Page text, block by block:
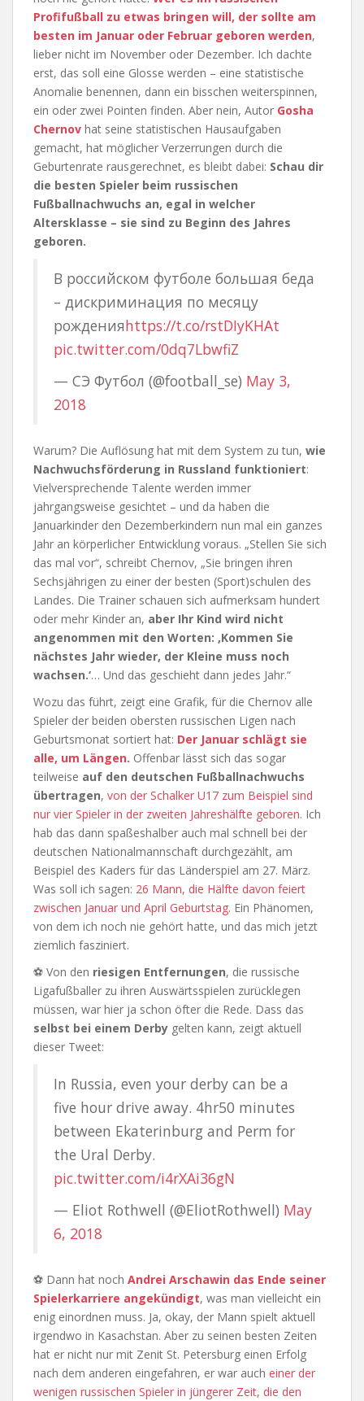
Profifußball zu etwas bringen will, der sollte am
besten im Januar oder Februar geboren werden,
lieber nicht im November oder Dezember. Ich dachte
erst, das soll eine Glosse werden – eine statistische
Anomalie benennen, dann ein bisschen weiterspinnen,
ein oder zwei Pointen finden. Aber nein, Autor Gosha
Chernov hat seine statistischen Hausaufgaben
gemacht, hat möglicher Verzerrungen durch die
Geburtenrate rausgerechnet, es bleibt dabei: Schau dir
die besten Spieler beim russischen
Fußballnachwuchs an, egal in welcher
Altersklasse – sie sind zu Beginn des Jahres
geboren.
В российском футболе большая беда
– дискриминация по месяцу
рожденияhttps://t.co/rstDIyKHAt
pic.twitter.com/0dq7LbwfiZ
— СЭ Футбол (@football_se) May 3,
2018
Warum? Die Auflösung hat mit dem System zu tun, wie
Nachwuchsförderung in Russland funktioniert:
Vielversprechende Talente werden immer
jahrgangsweise gesichtet – und da haben die
Januarkinder den Dezemberkindern nun mal ein ganzes
Jahr an körperlicher Entwicklung voraus. „Stellen Sie sich
das mal vor“, schreibt Chernov, „Sie bringen ihren
Sechsjährigen zu einer der besten (Sport)schulen des
Landes. Die Trainer schauen sich aufmerksam hundert
oder mehr Kinder an, aber Ihr Kind wird nicht
angenommen mit den Worten: ‚Kommen Sie
nächstes Jahr wieder, der Kleine muss noch
wachsen.‘… Und das geschieht dann jedes Jahr.“
Wozu das führt, zeigt eine Grafik, für die Chernov alle
Spieler der beiden obersten russischen Ligen nach
Geburtsmonat sortiert hat: Der Januar schlägt sie
alle, um Längen. Offenbar lässt sich das sogar
teilweise auf den deutschen Fußballnachwuchs
übertragen, von der Schalker U17 zum Beispiel sind
nur vier Spieler in der zweiten Jahreshälfte geboren. Ich
hab das dann spaßeshalber auch mal schnell bei der
deutschen Nationalmannschaft durchgezählt, am
Beispiel des Kaders für das Länderspiel am 27. März.
Was soll ich sagen: 26 Mann, die Hälfte davon feiert
zwischen Januar und April Geburtstag. Ein Phänomen,
von dem ich noch nie gehört hatte, und das mich jetzt
ziemlich fasziniert.
⚽ Von den riesigen Entfernungen, die russische
Ligafußballer zu ihren Auswärtsspielen zurücklegen
müssen, war hier ja schon öfter die Rede. Dass das
selbst bei einem Derby gelten kann, zeigt aktuell
dieser Tweet:
In Russia, even your derby can be a
five hour drive away. 4hr50 minutes
between Ekaterinburg and Perm for
the Ural Derby.
pic.twitter.com/i4rXAi36gN
— Eliot Rothwell (@EliotRothwell) May
6, 2018
⚽ Dann hat noch Andrei Arschawin das Ende seiner
Spielerkarriere angekündigt, was man vielleicht ein
enig einordnen muss. Ja, okay, der Mann spielt aktuell
irgendwo in Kasachstan. Aber zu seinen besten Zeiten
hat er nicht nur mit Zenit St. Petersburg einen Erfolg
nach dem anderen eingefahren, er war auch einer der
wenigen russischen Spieler in jüngerer Zeit, die den